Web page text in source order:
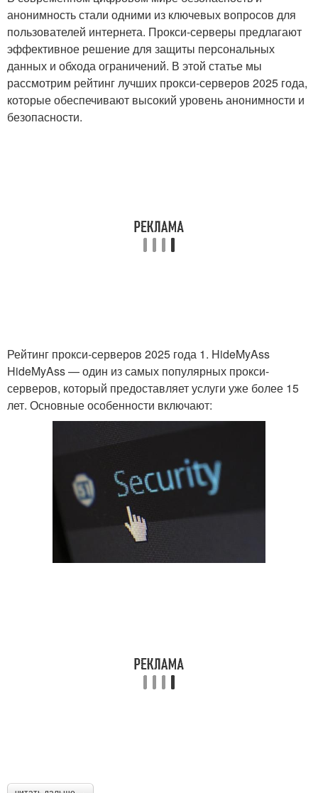
анонимность стали одними из ключевых вопросов для
пользователей интернета. Прокси-серверы предлагают
эффективное решение для защиты персональных
данных и обхода ограничений. В этой статье мы
рассмотрим рейтинг лучших прокси-серверов 2025 года,
которые обеспечивают высокий уровень анонимности и
безопасности.
Рейтинг прокси-серверов 2025 года 1. HideMyAss
HideMyAss — один из самых популярных прокси-
серверов, который предоставляет услуги уже более 15
лет. Основные особенности включают: